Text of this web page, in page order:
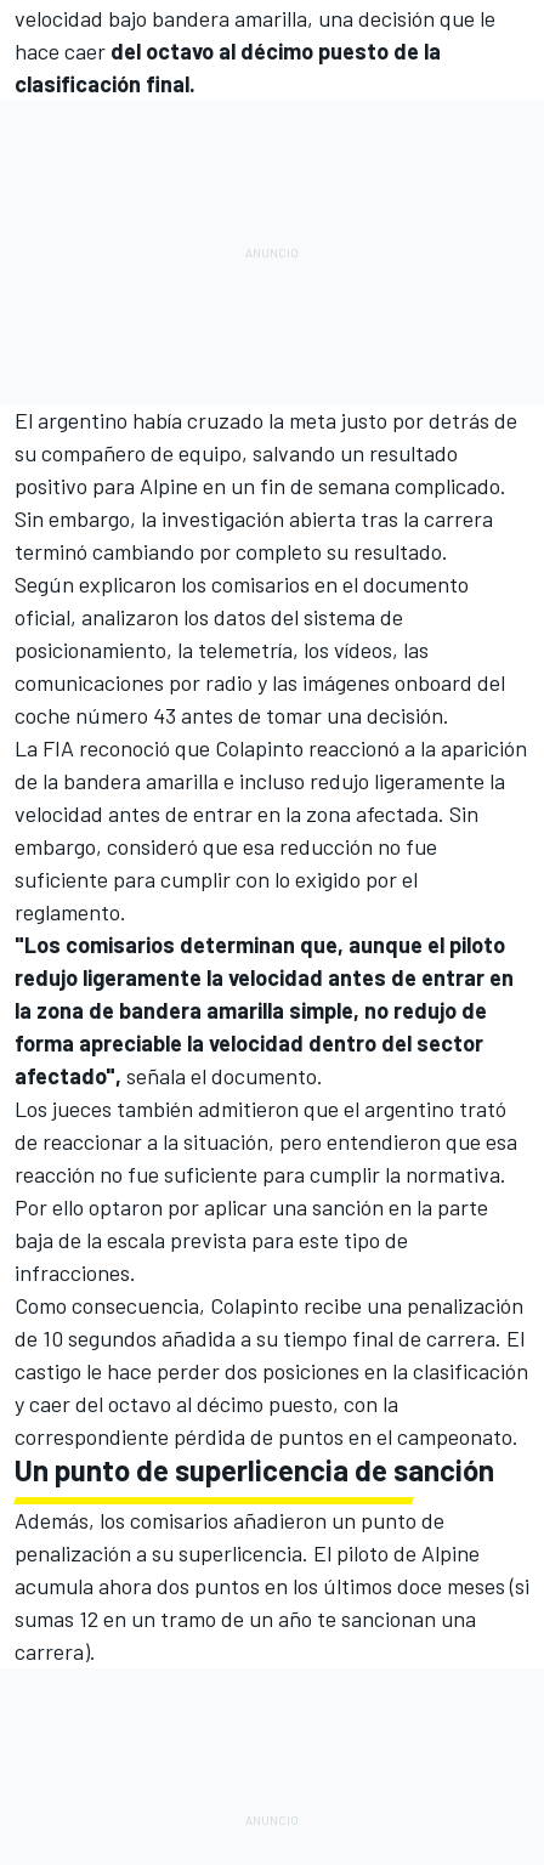
velocidad bajo bandera amarilla, una decisión que le
hace caer del octavo al décimo puesto de la
clasificación final.
El argentino había cruzado la meta justo por detrás de
su compañero de equipo, salvando un resultado
positivo para Alpine en un fin de semana complicado.
Sin embargo, la investigación abierta tras la carrera
terminó cambiando por completo su resultado.
Según explicaron los comisarios en el documento
oficial, analizaron los datos del sistema de
posicionamiento, la telemetría, los vídeos, las
comunicaciones por radio y las imágenes onboard del
coche número 43 antes de tomar una decisión.
La FIA reconoció que Colapinto reaccionó a la aparición
de la bandera amarilla e incluso redujo ligeramente la
velocidad antes de entrar en la zona afectada. Sin
embargo, consideró que esa reducción no fue
suficiente para cumplir con lo exigido por el
reglamento.
"Los comisarios determinan que, aunque el piloto
redujo ligeramente la velocidad antes de entrar en
la zona de bandera amarilla simple, no redujo de
forma apreciable la velocidad dentro del sector
afectado", señala el documento.
Los jueces también admitieron que el argentino trató
de reaccionar a la situación, pero entendieron que esa
reacción no fue suficiente para cumplir la normativa.
Por ello optaron por aplicar una sanción en la parte
baja de la escala prevista para este tipo de
infracciones.
Como consecuencia, Colapinto recibe una penalización
de 10 segundos añadida a su tiempo final de carrera. El
castigo le hace perder dos posiciones en la clasificación
y caer del octavo al décimo puesto, con la
correspondiente pérdida de puntos en el campeonato.
Un punto de superlicencia de sanción
Además, los comisarios añadieron un punto de
penalización a su superlicencia. El piloto de Alpine
acumula ahora dos puntos en los últimos doce meses (si
sumas 12 en un tramo de un año te sancionan una
carrera).